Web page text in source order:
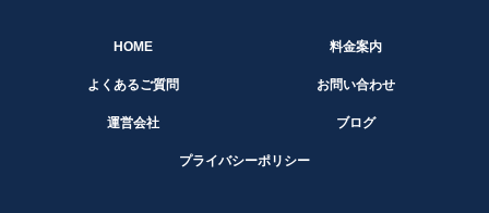
HOME 料金案内
よくあるご質問 お問い合わせ
運営会社 ブログ
プライバシーポリシー